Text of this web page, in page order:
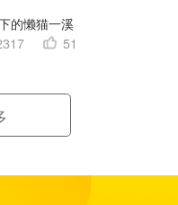
的懒猫一溪
51